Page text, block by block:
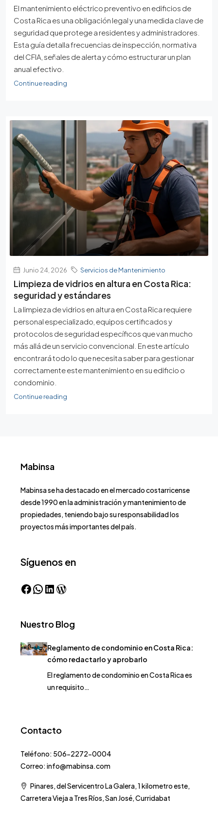
El mantenimiento eléctrico preventivo en edificios de
Costa Rica es una obligación legal y una medida clave de
seguridad que protege a residentes y administradores.
Esta guía detalla frecuencias de inspección, normativa
del CFIA, señales de alerta y cómo estructurar un plan
anual efectivo.
Continue reading
Junio 24, 2026 Servicios de Mantenimiento
Limpieza de vidrios en altura en Costa Rica:
seguridad y estándares
La limpieza de vidrios en altura en Costa Rica requiere
personal especializado, equipos certificados y
protocolos de seguridad específicos que van mucho
más allá de un servicio convencional. En este artículo
encontrará todo lo que necesita saber para gestionar
correctamente este mantenimiento en su edificio o
condominio.
Continue reading
Mabinsa
Mabinsa se ha destacado en el mercado costarricense
desde 1990 en la administración y mantenimiento de
propiedades, teniendo bajo su responsabilidad los
proyectos más importantes del país.
Síguenos en
Nuestro Blog
Reglamento de condominio en Costa Rica:
cómo redactarlo y aprobarlo
El reglamento de condominio en Costa Rica es
un requisito…
Contacto
Teléfono: 506-2272-0004
Correo: info@mabinsa.com
Pinares, del Servicentro La Galera, 1 kilometro este,
Carretera Vieja a Tres Ríos, San José, Curridabat